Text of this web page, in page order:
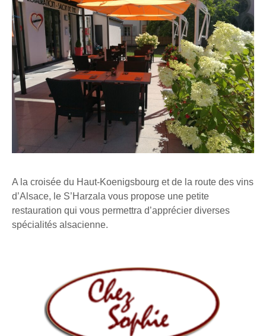
A la croisée du Haut-Koenigsbourg et de la route des vins
d’Alsace, le S’Harzala vous propose une petite
restauration qui vous permettra d’apprécier diverses
spécialités alsacienne.